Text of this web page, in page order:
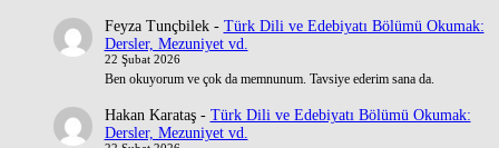
Feyza Tunçbilek- Türk Dili ve Edebiyatı Bölümü Okumak:
Dersler, Mezuniyet vd.
22 Şubat 2026
Ben okuyorum ve çok da memnunum. Tavsiye ederim sana da.
Hakan Karataş- Türk Dili ve Edebiyatı Bölümü Okumak:
Dersler, Mezuniyet vd.